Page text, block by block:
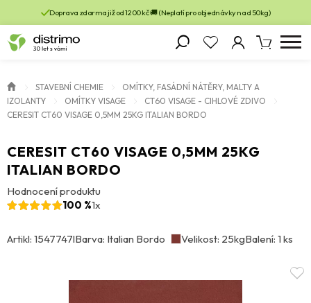
Doprava zdarma již od 1200 kč 🚚 (Neplatí pro objednávky nad 50kg)
STAVEBNÍ CHEMIE
OMÍTKY, FASÁDNÍ NÁTĚRY, MALTY A
IZOLANTY
OMÍTKY VISAGE
CT60 VISAGE - CIHLOVÉ ZDIVO
CERESIT CT60 VISAGE 0,5MM 25KG ITALIAN BORDO
CERESIT CT60 VISAGE 0,5MM 25KG
ITALIAN BORDO
Hodnocení produktu
100 %1x
Artikl: 1547747lBarva: Italian Bordo Velikost: 25kgBalení: 1 ks